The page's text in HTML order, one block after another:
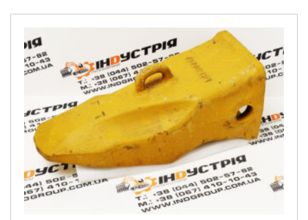
Зв'язатися з нами
Відділ продажу запасних частин
*
Телефон